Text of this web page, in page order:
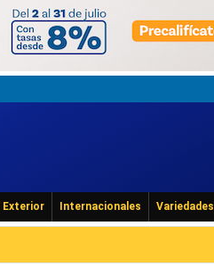
Exterior Internacionales Variedades